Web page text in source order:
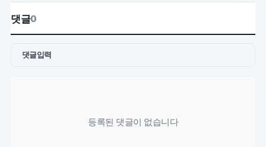
댓글0
댓글입력
등록된 댓글이 없습니다